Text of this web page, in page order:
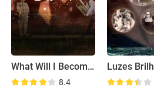
What Will I Become?
8.4